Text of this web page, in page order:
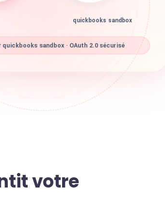
quickbooks sandbox
quickbooks sandbox · OAuth 2.0 sécurisé
votre